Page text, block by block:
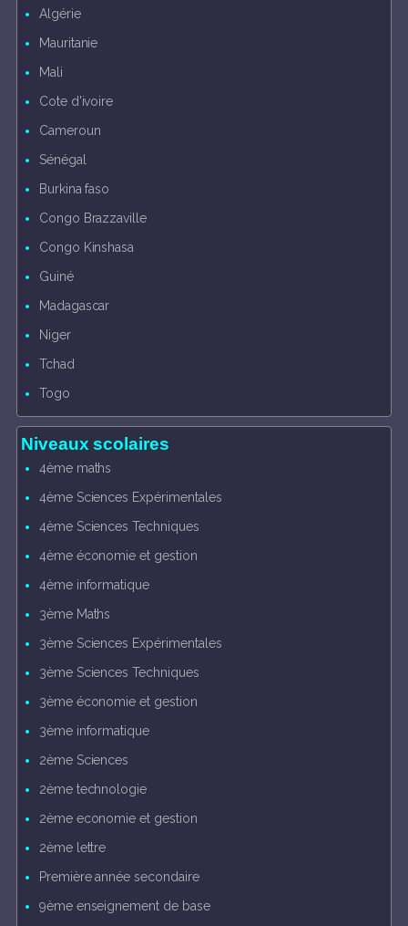
Algérie
Mauritanie
Mali
Cote d'ivoire
Cameroun
Sénégal
Burkina faso
Congo Brazzaville
Congo Kinshasa
Guiné
Madagascar
Niger
Tchad
Togo
Niveaux scolaires
4ème maths
4ème Sciences Expérimentales
4ème Sciences Techniques
4ème économie et gestion
4ème informatique
3ème Maths
3ème Sciences Expérimentales
3ème Sciences Techniques
3ème économie et gestion
3ème informatique
2ème Sciences
2ème technologie
2ème economie et gestion
2ème lettre
Première année secondaire
9ème enseignement de base